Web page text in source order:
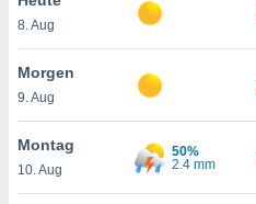
oder
Partner
es uns
das
der
Profil zu
Ihnen
8. Aug
Morgen
9. Aug
Montag
10. Aug
50%
2.4 mm